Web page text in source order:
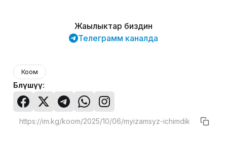
Жаңылыктар биздин
Телеграмм каналда
Коом
Бөлүшүү: